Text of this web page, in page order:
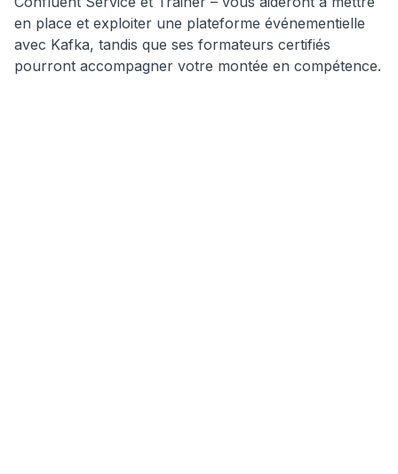
en place et exploiter une plateforme événementielle
avec Kafka, tandis que ses formateurs certifiés
pourront accompagner votre montée en compétence.